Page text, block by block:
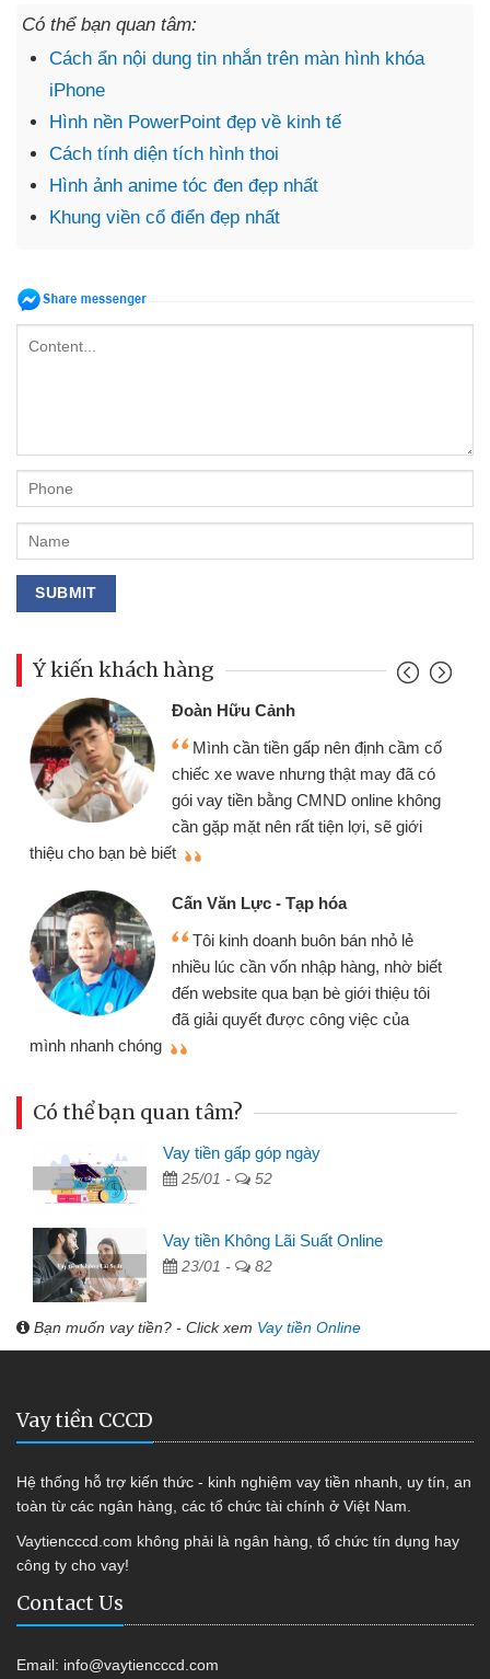
Có thể bạn quan tâm:
Cách ẩn nội dung tin nhắn trên màn hình khóa
iPhone
Hình nền PowerPoint đẹp về kinh tế
Cách tính diện tích hình thoi
Hình ảnh anime tóc đen đẹp nhất
Khung viền cổ điển đẹp nhất
Ý kiến khách hàng
Đoàn Hữu Cảnh
Mình cần tiền gấp nên định cầm cố
chiếc xe wave nhưng thật may đã có
gói vay tiền bằng CMND online không
cần gặp mặt nên rất tiện lợi, sẽ giới
thiệu cho bạn bè biết
Cấn Văn Lực - Tạp hóa
Tôi kinh doanh buôn bán nhỏ lẻ
nhiều lúc cần vốn nhập hàng, nhờ biết
đến website qua bạn bè giới thiệu tôi
đã giải quyết được công việc của
mình nhanh chóng
Có thể bạn quan tâm?
Vay tiền gấp góp ngày
25/01 - 52
Vay tiền Không Lãi Suất Online
23/01 - 82
Bạn muốn vay tiền? - Click xem Vay tiền Online
Vay tiền CCCD
Hệ thống hỗ trợ kiến thức - kinh nghiệm vay tiền nhanh, uy tín, an
toàn từ các ngân hàng, các tổ chức tài chính ở Việt Nam.
Vaytiencccd.com không phải là ngân hàng, tổ chức tín dụng hay
công ty cho vay!
Contact Us
Email: info@vaytiencccd.com